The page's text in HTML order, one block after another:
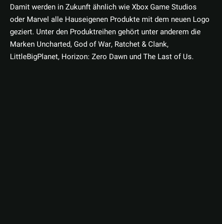
Damit werden in Zukunft ähnlich wie Xbox Game Studios
oder Marvel alle Hauseigenen Produkte mit dem neuen Logo
geziert. Unter den Produktreihen gehört unter anderem die
Marken Uncharted, God of War, Ratchet & Clank,
LittleBigPlanet, Horizon: Zero Dawn und The Last of Us.